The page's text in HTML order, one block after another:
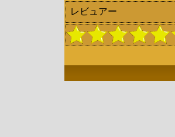
レビュアー